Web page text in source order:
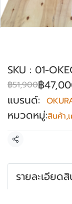
SKU : 01-
฿51,900฿
แบรนด์:
หมวดหมู่:สินค้า,
แชร์
รายละเอียด